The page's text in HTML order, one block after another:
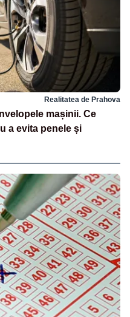
Realitatea de Prahova
mașinii. Ce
a evita penele și